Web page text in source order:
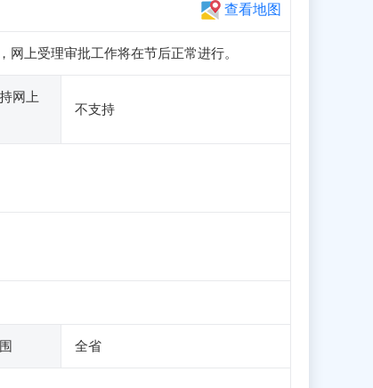
查看地图
上受理审批工作将在节后正常进行。
网上
不支持
全省